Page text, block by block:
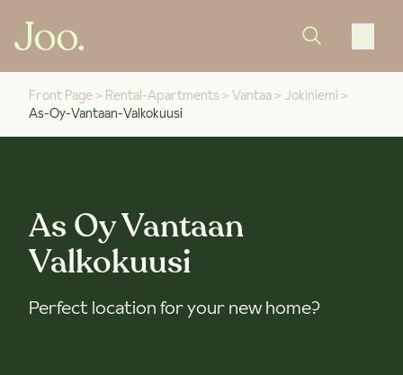
Front Page > Rental-Apartments > Vantaa > Jokiniemi >
As-Oy-Vantaan-Valkokuusi
As Oy Vantaan
Valkokuusi
Perfect location for your new home?